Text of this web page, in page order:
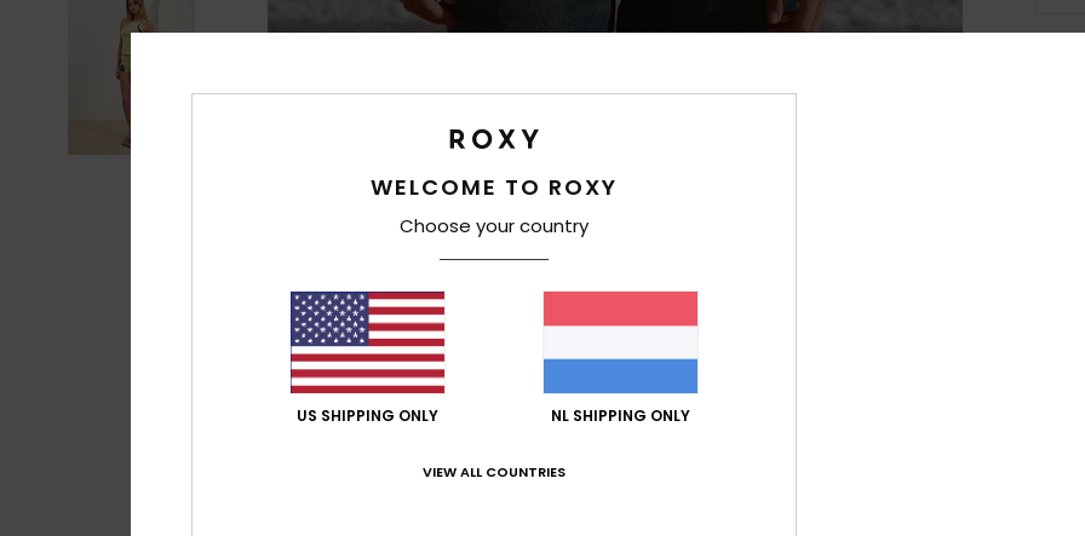
De
WELCOME TO ROXY
Choose your country
US SHIPPING ONLY NL SHIPPING ONLY
VIEW ALL COUNTRIES